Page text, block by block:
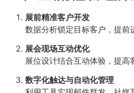
展前精准客户开发
数据分析锁定目标客户，提前
展会现场互动优化
展位设计结合互动体验，提高
数字化触达与自动化管理